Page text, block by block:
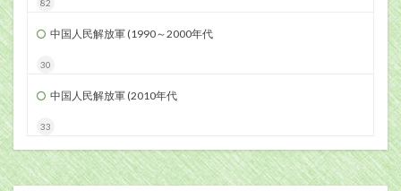
82
中国人民解放軍 (1990～2000年代
30
中国人民解放軍 (2010年代
33